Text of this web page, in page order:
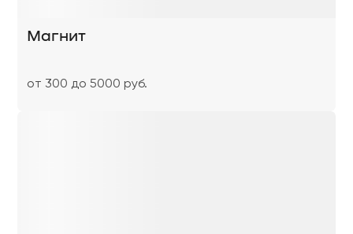
Магнит
от 300 до 5000 руб.